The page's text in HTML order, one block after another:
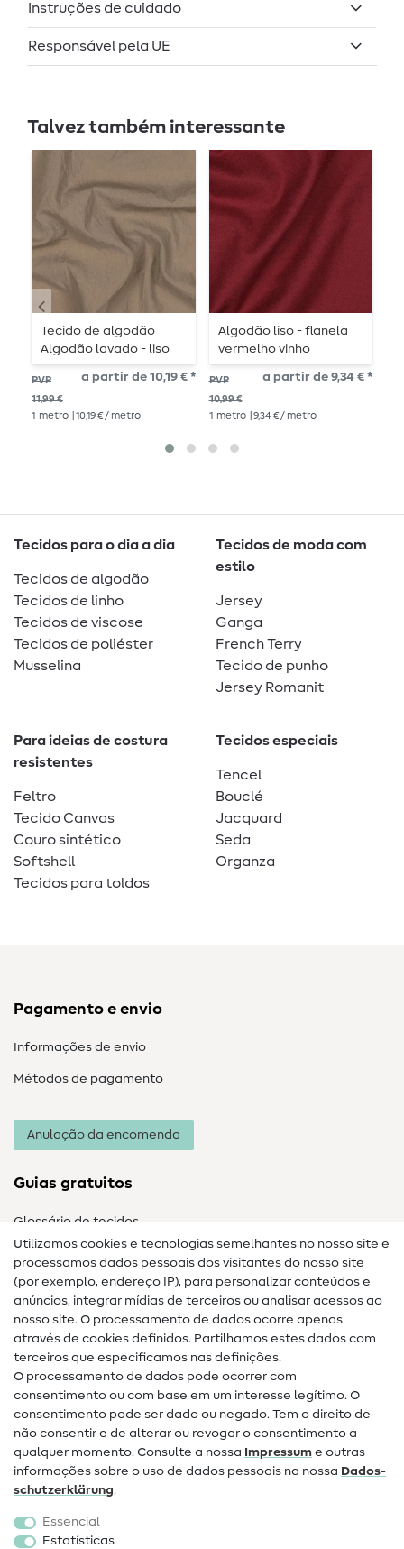
Instruções de cuidado
Responsável pela UE
Talvez também interessante
Tecido de algodão
Algodão lavado - liso
taupe
PVP
11,99 €
a partir de 10,19 € *
1 metro | 10,19 € / metro
Algodão liso - flanela
vermelho vinho
PVP
10,99 €
a partir de 9,34 € *
1 metro | 9,34 € / metro
Tecidos para o dia a dia
Tecidos de algodão
Tecidos de linho
Tecidos de viscose
Tecidos de poliéster
Musselina
Tecidos de moda com
estilo
Jersey
Ganga
French Terry
Tecido de punho
Jersey Romanit
Para ideias de costura
resistentes
Feltro
Tecido Canvas
Couro sintético
Softshell
Tecidos para toldos
Tecidos especiais
Tencel
Bouclé
Jacquard
Seda
Organza
Pagamento e envio
Informações de envio
Métodos de pagamento
Anulação da encomenda
Guias gratuitos
Glossário de tecidos
Guias de costura
Ajuda e contacto
Contacto
Mudança de proprietário
Perguntas frequentes (FAQ)
Direito de cancelamento
Popular
Tecidos
Utilizamos cookies e tecnologias semelhantes no nosso site e
processamos dados pessoais dos visitantes do nosso site
(por exemplo, endereço IP), para personalizar conteúdos e
anúncios, integrar mídias de terceiros ou analisar acessos ao
nosso site. O processamento de dados ocorre apenas
através de cookies definidos. Partilhamos estes dados com
terceiros que especificamos nas definições.
O processamento de dados pode ocorrer com
consentimento ou com base em um interesse legítimo. O
consentimento pode ser dado ou negado. Tem o direito de
não consentir e de alterar ou revogar o consentimento a
qualquer momento. Consulte a nossa Impressum e outras
informações sobre o uso de dados pessoais na nossa Dados­
schutz­erklärung.
Essencial
Estatísticas